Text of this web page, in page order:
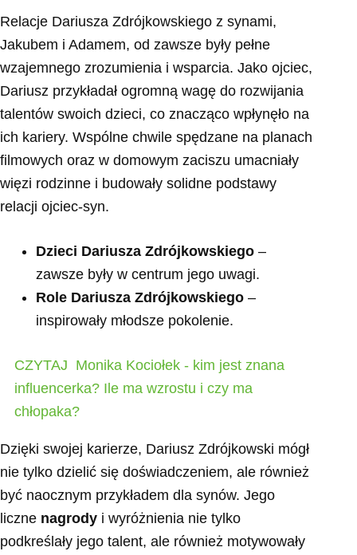
Relacje Dariusza Zdrójkowskiego z synami,
Jakubem i Adamem, od zawsze były pełne
wzajemnego zrozumienia i wsparcia. Jako ojciec,
Dariusz przykładał ogromną wagę do rozwijania
talentów swoich dzieci, co znacząco wpłynęło na
ich kariery. Wspólne chwile spędzane na planach
filmowych oraz w domowym zaciszu umacniały
więzi rodzinne i budowały solidne podstawy
relacji ojciec-syn.
Dzieci Dariusza Zdrójkowskiego –
zawsze były w centrum jego uwagi.
Role Dariusza Zdrójkowskiego –
inspirowały młodsze pokolenie.
CZYTAJ Monika Kociołek - kim jest znana
influencerka? Ile ma wzrostu i czy ma
chłopaka?
Dzięki swojej karierze, Dariusz Zdrójkowski mógł
nie tylko dzielić się doświadczeniem, ale również
być naocznym przykładem dla synów. Jego
liczne nagrody i wyróżnienia nie tylko
podkreślały jego talent, ale również motywowały